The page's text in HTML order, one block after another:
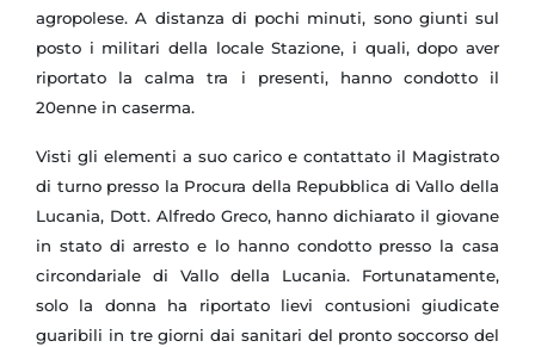
agropolese. A distanza di pochi minuti, sono giunti sul
posto i militari della locale Stazione, i quali, dopo aver
riportato la calma tra i presenti, hanno condotto il
20enne in caserma.
Visti gli elementi a suo carico e contattato il Magistrato
di turno presso la Procura della Repubblica di Vallo della
Lucania, Dott. Alfredo Greco, hanno dichiarato il giovane
in stato di arresto e lo hanno condotto presso la casa
circondariale di Vallo della Lucania. Fortunatamente,
solo la donna ha riportato lievi contusioni giudicate
guaribili in tre giorni dai sanitari del pronto soccorso del